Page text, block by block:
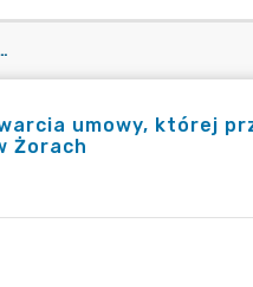
MODERNIZACJA INSTALACJI ELEKTRYCZNEJ W TECHNIKUM NR 1 W ŻORACH
umowy, której
Żorach